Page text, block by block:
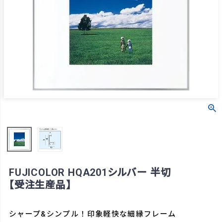
FUJICOLOR HQA201シルバー 半切
【受注生産品】
シャープ&シンプル！印象軽快な細縁フレーム